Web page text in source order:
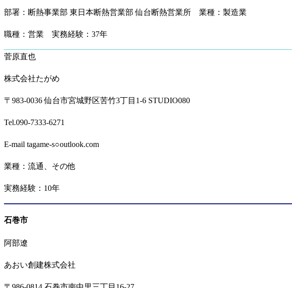
部署：断熱事業部 東日本断熱営業部 仙台断熱営業所 業種：製造業
職種：営業 実務経験：37年
菅原直也
株式会社たがめ
〒983-0036 仙台市宮城野区苦竹3丁目1-6 STUDIO080
Tel.090-7333-6271
E-mail tagame-s○outlook.com
業種：流通、その他
実務経験：10年
石巻市
阿部遼
あおい創建株式会社